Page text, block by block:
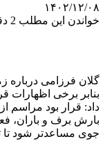
۱۴۰۲/۱۲/۰۸
خواندن این مطلب 2 دقیقه زمان میبرد
گلان فرزامی درباره
بنابر برخی اظهارات
بارش برف و باران،
جوی مساعدتر شود تا